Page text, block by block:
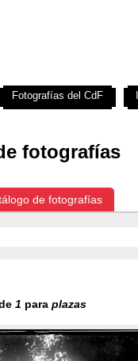
fotografías
de fotografías
1 para plazas
Fotografías del CdF